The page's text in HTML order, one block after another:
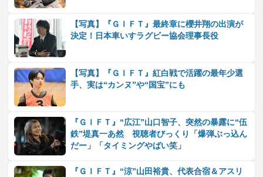
【写真】『ＧＩＦＴ』最終章に櫻井翔の出演が
決定！日本車いすラグビー協会理事長役
【写真】『ＧＩＦＴ』紅白戦で活躍の最年少選
手、実は“カンヌ”や“国宝”にも
『ＧＩＦＴ』“広江”山口智子、突然の暴露に“伍
鉄”堤真一あ然 視聴者びっくり「爆弾ぶっ込ん
だー」「タイミングやばい笑」
『ＧＩＦＴ』“涼”山田裕貴、代表合宿＆アスリ